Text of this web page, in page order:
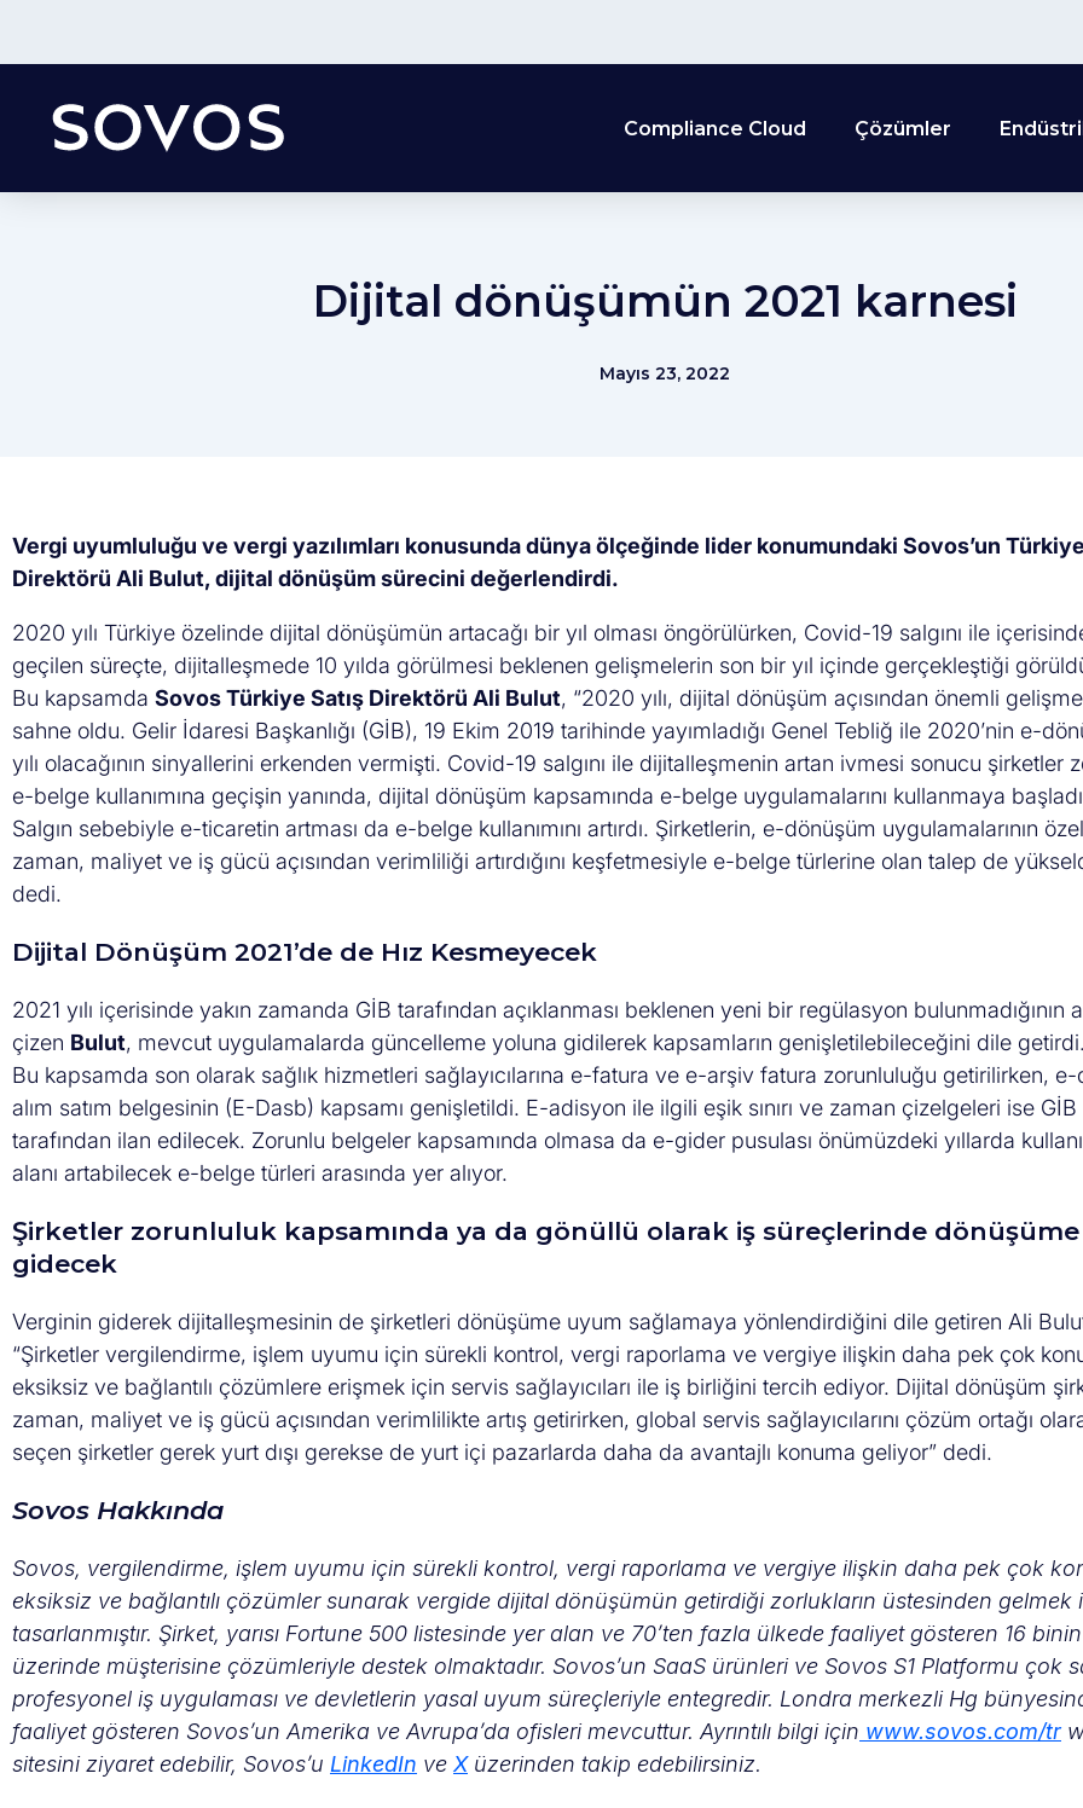
Compliance Cloud Çözümler
Dijital dönüşümün 2021 karnesi
Mayıs 23, 2022
Vergi uyumluluğu ve vergi yazılımları konusunda dünya ölçeğinde lider konumundaki Sovos’un
Direktörü Ali Bulut, dijital dönüşüm sürecini değerlendirdi.
2020 yılı Türkiye özelinde dijital dönüşümün artacağı bir yıl olması öngörülürken, Covid-19 salgını ile
geçilen süreçte, dijitalleşmede 10 yılda görülmesi beklenen gelişmelerin son bir yıl içinde gerçekleştiği
Bu kapsamda Sovos Türkiye Satış Direktörü Ali Bulut, “2020 yılı, dijital dönüşüm açısından önemli
sahne oldu. Gelir İdaresi Başkanlığı (GİB), 19 Ekim 2019 tarihinde yayımladığı Genel Tebliğ ile 2020’nin e-
yılı olacağının sinyallerini erkenden vermişti. Covid-19 salgını ile dijitalleşmenin artan ivmesi sonucu şirketler
e-belge kullanımına geçişin yanında, dijital dönüşüm kapsamında e-belge uygulamalarını kullanmaya
Salgın sebebiyle e-ticaretin artması da e-belge kullanımını artırdı. Şirketlerin, e-dönüşüm uygulamalarının
zaman, maliyet ve iş gücü açısından verimliliği artırdığını keşfetmesiyle e-belge türlerine olan talep de
dedi.
Dijital Dönüşüm 2021’de de Hız Kesmeyecek
2021 yılı içerisinde yakın zamanda GİB tarafından açıklanması beklenen yeni bir regülasyon bulunmadığının
çizen Bulut, mevcut uygulamalarda güncelleme yoluna gidilerek kapsamların genişletilebileceğini dile getirdi.
Bu kapsamda son olarak sağlık hizmetleri sağlayıcılarına e-fatura ve e-arşiv fatura zorunluluğu getirilirken,
alım satım belgesinin (E-Dasb) kapsamı genişletildi. E-adisyon ile ilgili eşik sınırı ve zaman çizelgeleri ise GİB
tarafından ilan edilecek. Zorunlu belgeler kapsamında olmasa da e-gider pusulası önümüzdeki yıllarda
alanı artabilecek e-belge türleri arasında yer alıyor.
Şirketler zorunluluk kapsamında ya da gönüllü olarak iş süreçlerinde dönüşüme
gidecek
Verginin giderek dijitalleşmesinin de şirketleri dönüşüme uyum sağlamaya yönlendirdiğini dile getiren Ali
“Şirketler vergilendirme, işlem uyumu için sürekli kontrol, vergi raporlama ve vergiye ilişkin daha pek çok
eksiksiz ve bağlantılı çözümlere erişmek için servis sağlayıcıları ile iş birliğini tercih ediyor. Dijital dönüşüm
zaman, maliyet ve iş gücü açısından verimlilikte artış getirirken, global servis sağlayıcılarını çözüm ortağı
seçen şirketler gerek yurt dışı gerekse de yurt içi pazarlarda daha da avantajlı konuma geliyor” dedi.
Sovos Hakkında
Sovos, vergilendirme, işlem uyumu için sürekli kontrol, vergi raporlama ve vergiye ilişkin daha pek çok
eksiksiz ve bağlantılı çözümler sunarak vergide dijital dönüşümün getirdiği zorlukların üstesinden gelmek
tasarlanmıştır. Şirket, yarısı Fortune 500 listesinde yer alan ve 70’ten fazla ülkede faaliyet gösteren 16 binin
üzerinde müşterisine çözümleriyle destek olmaktadır. Sovos’un SaaS ürünleri ve Sovos S1 Platformu çok
profesyonel iş uygulaması ve devletlerin yasal uyum süreçleriyle entegredir. Londra merkezli Hg
faaliyet gösteren Sovos’un Amerika ve Avrupa’da ofisleri mevcuttur. Ayrıntılı bilgi için www.sovos.com/tr
sitesini ziyaret edebilir, Sovos’u LinkedIn ve Xüzerinden takip edebilirsiniz.